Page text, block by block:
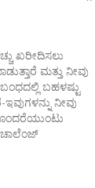
ಖರೀದಿಸಲು
ಮತ್ತು ನೀವು
ಬಹಳಷ್ಟು
ನೀವು
ಚಾಲೆಂಜ್